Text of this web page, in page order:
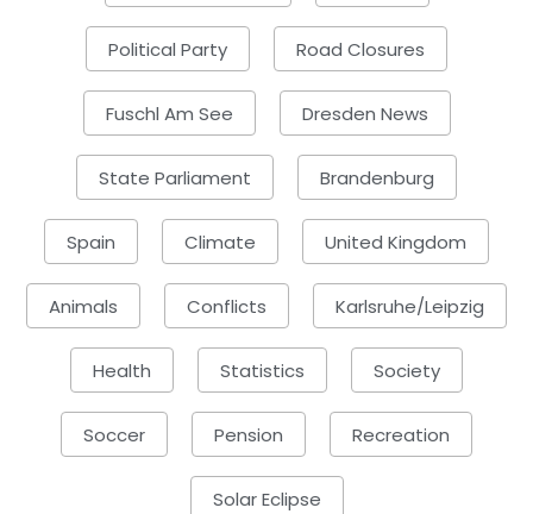
Political Party Road Closures
Fuschl Am See Dresden News
State Parliament Brandenburg
Spain Climate United Kingdom
Animals Conflicts Karlsruhe/Leipzig
Health Statistics Society
Soccer Pension Recreation
Solar Eclipse